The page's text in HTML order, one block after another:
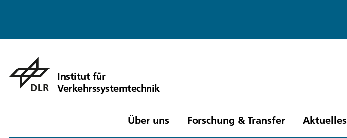
Institut für
Verkehrssystemtechnik
Über uns Forschung & Transfer Aktuelles